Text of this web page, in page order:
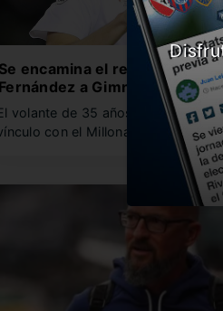
Se encamina el regreso de
Fernández a Gimnasia
volante de 35 años, quien
con el Millonario…